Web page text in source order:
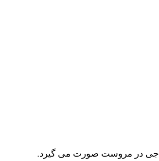
جی در مروست صورت می گیرد.